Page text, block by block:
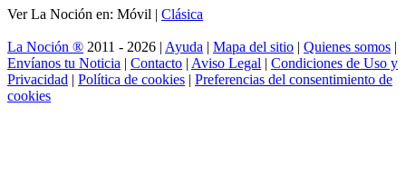
Ver La Noción en: Móvil | Clásica
La Noción ® 2011 - 2026 | Ayuda | Mapa del sitio | Quienes somos |
Envíanos tu Noticia | Contacto | Aviso Legal | Condiciones de Uso y
Privacidad | Política de cookies | Preferencias del consentimiento de
cookies